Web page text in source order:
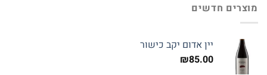
מוצרים חדשים
יין אדום יקב כישור
₪85.00